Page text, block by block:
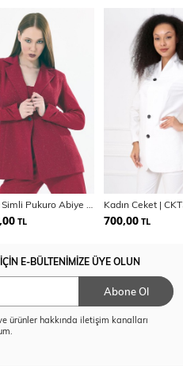
TL
Kadın Ceket |
700,00 TL
E-BÜLTENİMİZE ÜYE OLUN
Abone Ol
ürünler hakkında iletişim kanalları